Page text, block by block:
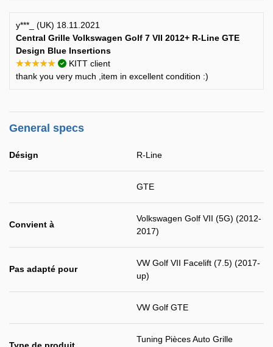
y***_ (UK) 18.11.2021
Central Grille Volkswagen Golf 7 VII 2012+ R-Line GTE
Design Blue Insertions
★★★★★
KITT client
thank you very much ,item in excellent condition :)
General specs
Désign R-Line
GTE
Convient à
Volkswagen Golf VII (5G) (2012-
2017)
Pas adapté pour
VW Golf VII Facelift (7.5) (2017-
up)
VW Golf GTE
Tuning Pièces Auto Grille